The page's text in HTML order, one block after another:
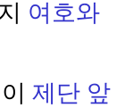
여호와
이 제단 앞